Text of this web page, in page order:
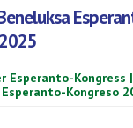
Esperanto-Kongress |
Kongreso